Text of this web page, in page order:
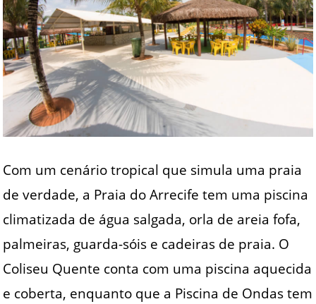
Com um cenário tropical que simula uma praia
de verdade, a Praia do Arrecife tem uma piscina
climatizada de água salgada, orla de areia fofa,
palmeiras, guarda-sóis e cadeiras de praia. O
Coliseu Quente conta com uma piscina aquecida
e coberta, enquanto que a Piscina de Ondas tem